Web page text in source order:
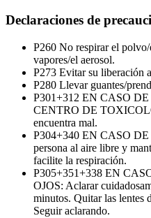
Declaraciones de
P260 No respirar el
vapores/el aerosol.
P273 Evitar su liberación
P280 Llevar guantes/
P301+312 EN CASO DE
CENTRO DE
encuentra mal.
P304+340 EN CASO DE
persona al aire libre y
facilite la respiración.
P305+351+338 EN
OJOS: Aclarar
minutos. Quitar las lentes
Seguir aclarando.